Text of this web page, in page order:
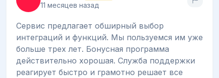
11 месяцев назад
Сервис предлагает обширный выбор
интеграций и функций. Мы пользуемся им уже
больше трех лет. Бонусная программа
действительно хорошая. Служба поддержки
реагирует быстро и грамотно решает все